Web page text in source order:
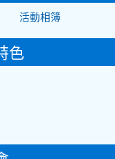
活動相簿
色